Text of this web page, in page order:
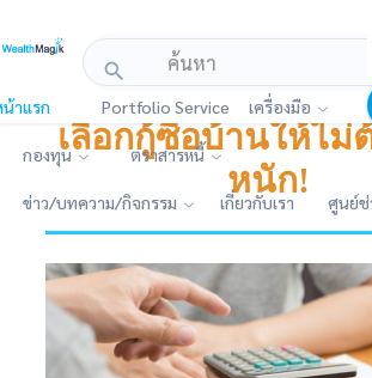
search
น้าแรก Portfolio Service เครื่องมือ
กองทุน ตราสารหนี้
ข่าว/บทความ/กิจกรรม เกี่ยวกับเรา ศูนย์ช่
สินเชื่อกู้ซื้อบ้านมือ
เลือกกู้ซื้อบ้านให้ไม่
หนัก!